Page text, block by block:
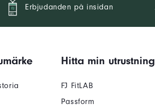
Erbjudanden på insidan
Hitta min utrustning
FJ FitLAB
Passform